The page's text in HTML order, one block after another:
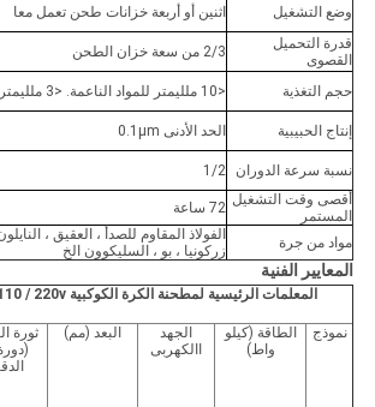
وضع التشغيل
اثنين أو أربعة خزانات طحن تعمل معا
قدرة التحميل
القصوى
2/3 من سعة خزان الطحن
حجم التغذية <10 ملليمتر للمواد الناعمة. <3 ملليمتر للمواد الصلبة
إنتاج الحبيبية الحد الأدنى 0.1μm
نسبة سرعة الدوران
1/2
أقصى وقت التشغيل
المستمر
72 ساعة
مواد من جرة
الفولاذ المقاوم للصدأ ، العقيق ،
زركونيا ، بو ، السليكوون الخ
المعايير الفنية
المعلمات الرئيسية لمطحنة الكرة الكوكبية 8L 110 / 220v - تصميم مربع
نموذج
الطاقة (كيلو
واط)
الجهد
االكهربى
البعد (مم)
ثورة